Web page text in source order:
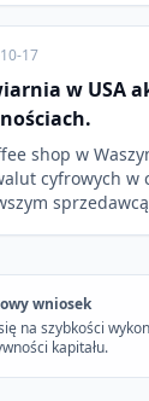
17
w USA
shop w
cyfrowych w
wniosek
na szybkości
kapitału.